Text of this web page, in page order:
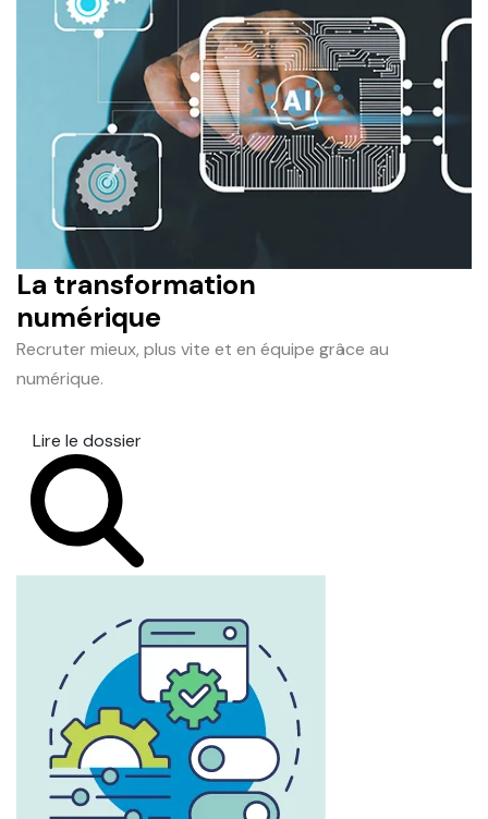
La transformation
numérique
Recruter mieux, plus vite et en équipe grâce au
numérique.
Lire le dossier